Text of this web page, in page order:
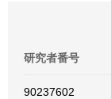
研究者番号
90237602